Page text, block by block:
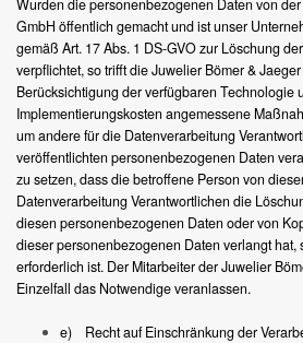
Wurden die personenbezogenen Daten von
GmbH öffentlich gemacht und ist unser
gemäß Art. 17 Abs. 1 DS-GVO zur Löschung
verpflichtet, so trifft die Juwelier Bömer &
Berücksichtigung der verfügbaren Technologie
Implementierungskosten angemessene
um andere für die Datenverarbeitung
veröffentlichten personenbezogenen Daten
zu setzen, dass die betroffene Person von
Datenverarbeitung Verantwortlichen die
diesen personenbezogenen Daten oder von
dieser personenbezogenen Daten verlangt hat,
erforderlich ist. Der Mitarbeiter der Juwelier
Einzelfall das Notwendige veranlassen.
e) Recht auf Einschränkung der